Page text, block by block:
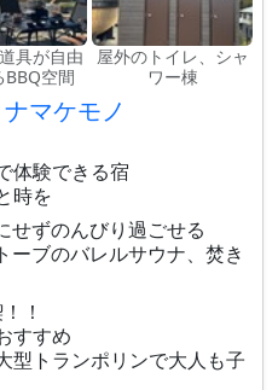
具が自由
BBQ空間
屋外のトイレ、シャ
ワー棟
マケモノ
体験できる宿
時を
ずのんびり過ごせる
ブのバレルサウナ、焚き
！
すすめ
トランポリンで大人も子